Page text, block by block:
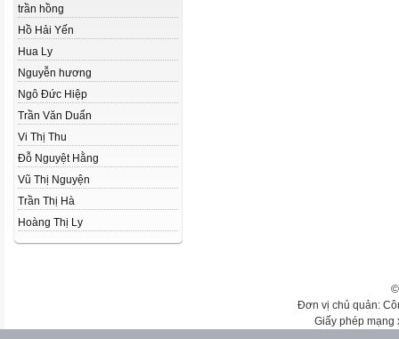
trần hồng
Hồ Hải Yến
Hua Ly
Nguyễn hương
Ngô Đức Hiệp
Trần Văn Duẩn
Vi Thị Thu
Đỗ Nguyệt Hằng
Vũ Thị Nguyện
Trần Thị Hà
Hoàng Thị Ly
Đơn vị chủ quản:
Giấy phép mạng